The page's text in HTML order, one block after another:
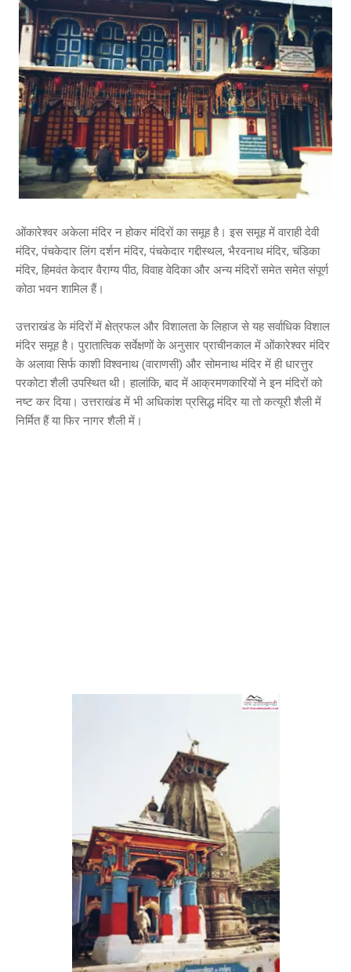
ओंकारेश्वर अकेला मंदिर न होकर मंदिरों का समूह है। इस समूह में वाराही देवी
मंदिर, पंचकेदार लिंग दर्शन मंदिर, पंचकेदार गद्दीस्थल, भैरवनाथ मंदिर, चंडिका
मंदिर, हिमवंत केदार वैराग्य पीठ, विवाह वेदिका और अन्य मंदिरों समेत समेत संपूर्ण
कोठा भवन शामिल हैं।
उत्तराखंड के मंदिरों में क्षेत्रफल और विशालता के लिहाज से यह सर्वाधिक विशाल
मंदिर समूह है। पुरातात्विक सर्वेक्षणों के अनुसार प्राचीनकाल में ओंकारेश्वर मंदिर
के अलावा सिर्फ काशी विश्वनाथ (वाराणसी) और सोमनाथ मंदिर में ही धारत्तुर
परकोटा शैली उपस्थित थी। हालांकि, बाद में आक्रमणकारियों ने इन मंदिरों को
नष्ट कर दिया। उत्तराखंड में भी अधिकांश प्रसिद्ध मंदिर या तो कत्यूरी शैली में
निर्मित हैं या फिर नागर शैली में।